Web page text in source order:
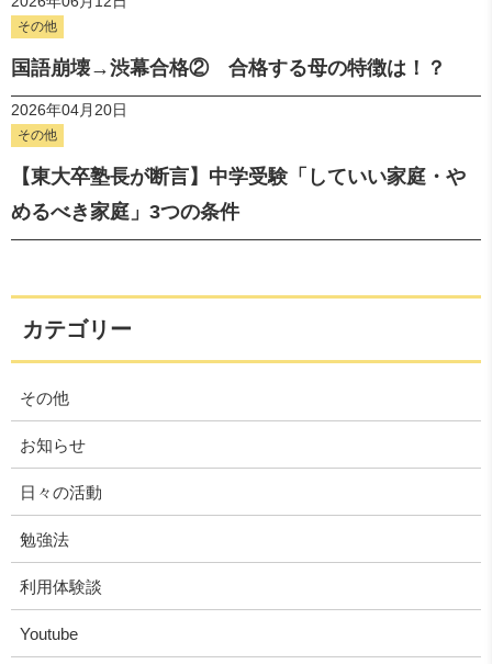
その他
国語崩壊→渋幕合格② 合格する母の特徴は！？
2026年04月20日
その他
【東大卒塾長が断言】中学受験「していい家庭・や
めるべき家庭」3つの条件
カテゴリー
その他
お知らせ
日々の活動
勉強法
利用体験談
Youtube